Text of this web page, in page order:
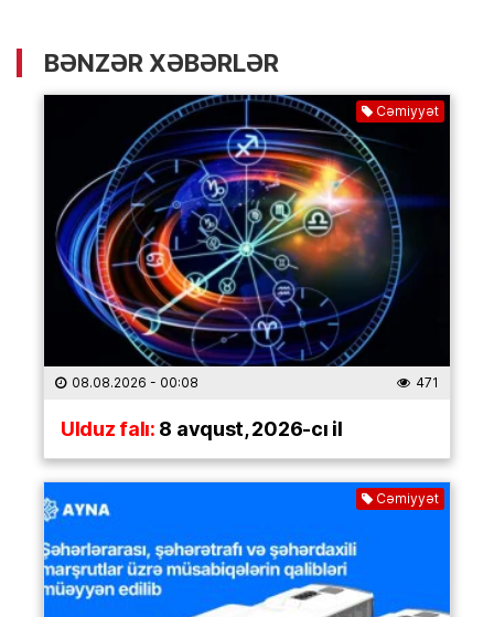
BƏNZƏR XƏBƏRLƏR
Cəmiyyət
08.08.2026 - 00:08 471
Ulduz falı:8 avqust, 2026-cı il
Cəmiyyət